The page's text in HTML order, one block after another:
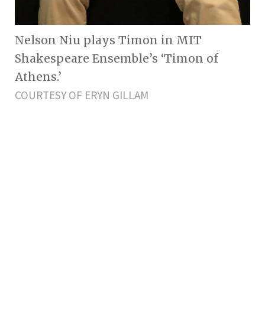
Nelson Niu plays Timon in MIT
Shakespeare Ensemble’s ‘Timon of
Athens.’
COURTESY OF ERYN GILLAM